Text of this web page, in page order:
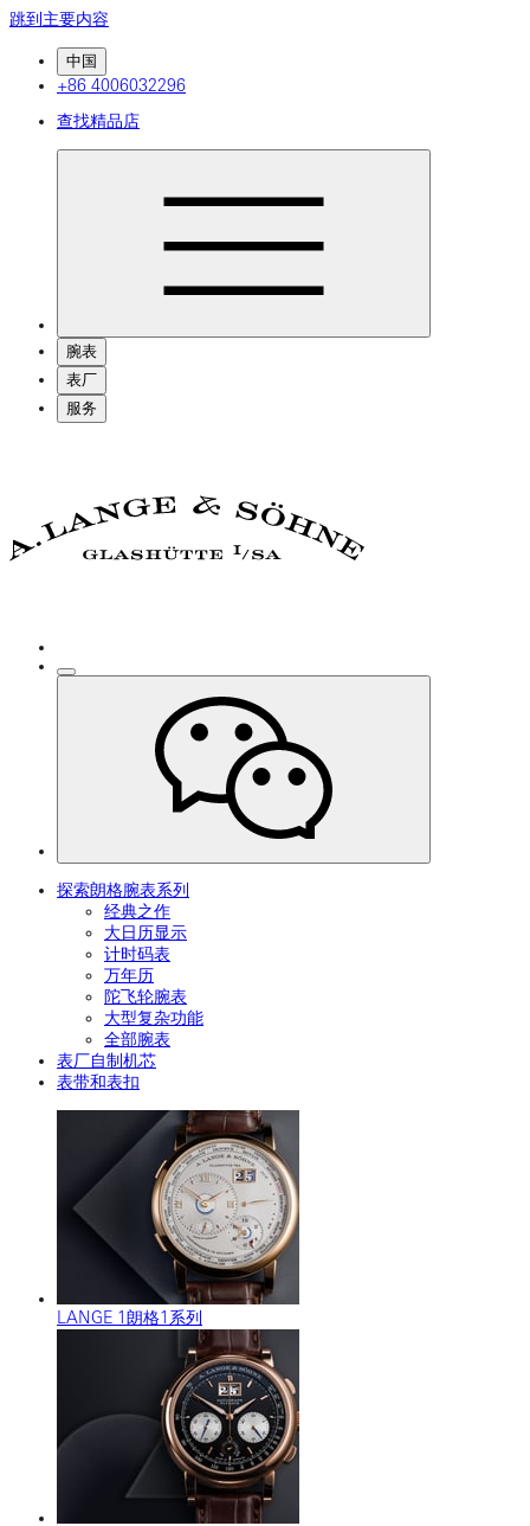
跳到主要内容
中国
+86 4006032296
查找精品店
腕表
表厂
服务
探索朗格腕表系列
经典之作
大日历显示
计时码表
万年历
陀飞轮腕表
大型复杂功能
全部腕表
表厂自制机芯
表带和表扣
LANGE 1朗格1系列